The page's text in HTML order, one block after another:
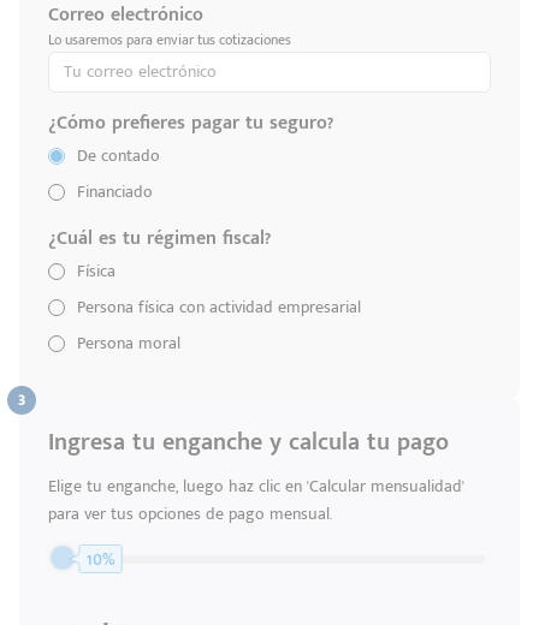
Correo electrónico
Lo usaremos para enviar tus cotizaciones
¿Cómo prefieres pagar tu seguro?
De contado
Financiado
¿Cuál es tu régimen fiscal?
Física
Persona física con actividad empresarial
Persona moral
Ingresa tu enganche y calcula tu pago
Elige tu enganche, luego haz clic en 'Calcular mensualidad'
para ver tus opciones de pago mensual.
10%